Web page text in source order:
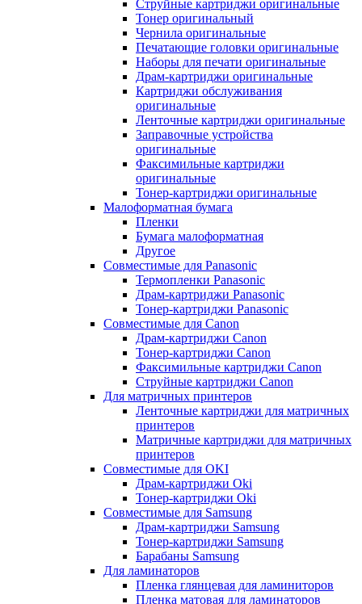
Струйные картриджи оригинальные
Тонер оригинальный
Чернила оригинальные
Печатающие головки оригинальные
Наборы для печати оригинальные
Драм-картриджи оригинальные
Картриджи обслуживания
оригинальные
Ленточные картриджи оригинальные
Заправочные устройства
оригинальные
Факсимильные картриджи
оригинальные
Тонер-картриджи оригинальные
Малоформатная бумага
Пленки
Бумага малоформатная
Другое
Совместимые для Panasonic
Термопленки Panasonic
Драм-картриджи Panasonic
Тонер-картриджи Panasonic
Совместимые для Canon
Драм-картриджи Canon
Тонер-картриджи Canon
Факсимильные картриджи Canon
Струйные картриджи Canon
Для матричных принтеров
Ленточные картриджи для матричных
принтеров
Матричные картриджи для матричных
принтеров
Совместимые для OKI
Драм-картриджи Oki
Тонер-картриджи Oki
Совместимые для Samsung
Драм-картриджи Samsung
Тонер-картриджи Samsung
Барабаны Samsung
Для ламинаторов
Пленка глянцевая для ламиниторов
Пленка матовая для ламинаторов